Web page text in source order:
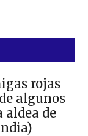
rojas
algunos
aldea de